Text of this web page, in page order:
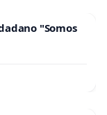
"Somos